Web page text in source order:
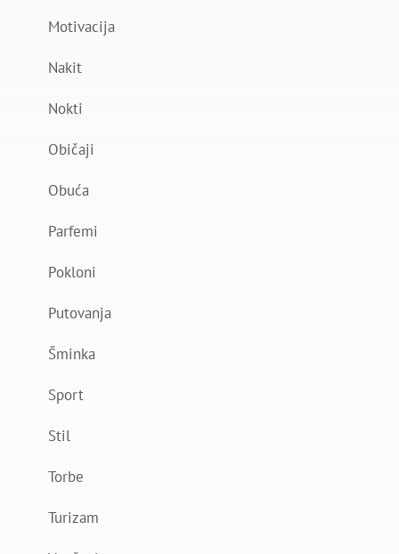
Motivacija
Nakit
Nokti
Običaji
Obuća
Parfemi
Pokloni
Putovanja
Šminka
Sport
Stil
Torbe
Turizam